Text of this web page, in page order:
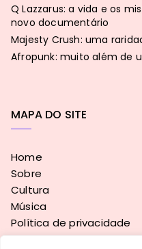
Q Lazzarus: a vida e os
novo documentário
Majesty Crush: uma
Afropunk: muito além de
MAPA DO SITE
Home
Sobre
Cultura
Música
Política de privacidade